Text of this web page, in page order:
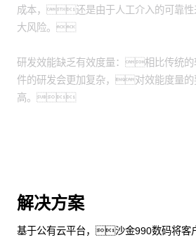
成本，还是由于人工介入的可靠
大风险。
研发效能缺乏有效度量：相比传统
件的研发会更加复杂，对效能度量的
高。
解决方案
基于公有云平台，沙金990数码将客